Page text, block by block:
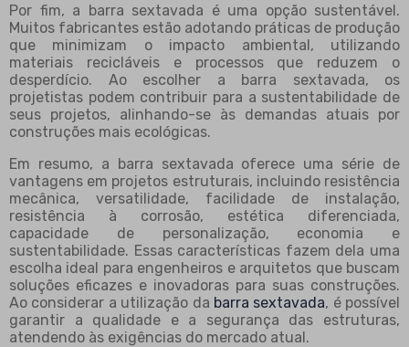
Por fim, a barra sextavada é uma opção sustentável.
Muitos fabricantes estão adotando práticas de produção
que minimizam o impacto ambiental, utilizando
materiais recicláveis e processos que reduzem o
desperdício. Ao escolher a barra sextavada, os
projetistas podem contribuir para a sustentabilidade de
seus projetos, alinhando-se às demandas atuais por
construções mais ecológicas.
Em resumo, a barra sextavada oferece uma série de
vantagens em projetos estruturais, incluindo resistência
mecânica, versatilidade, facilidade de instalação,
resistência à corrosão, estética diferenciada,
capacidade de personalização, economia e
sustentabilidade. Essas características fazem dela uma
escolha ideal para engenheiros e arquitetos que buscam
soluções eficazes e inovadoras para suas construções.
Ao considerar a utilização da barra sextavada, é possível
garantir a qualidade e a segurança das estruturas,
atendendo às exigências do mercado atual.